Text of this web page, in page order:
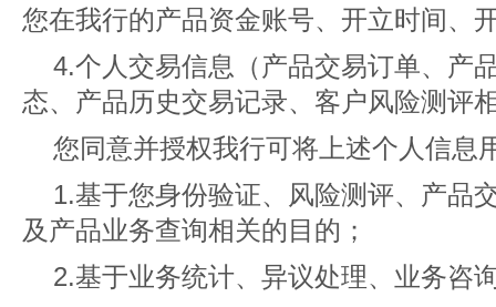
您在我行的产品资金账号、开立时间、
4.个人交易信息（产品交易订单、产
态、产品历史交易记录、客户风险测评
您同意并授权我行可将上述个人信息
1.基于您身份验证、风险测评、产品
及产品业务查询相关的目的；
2.基于业务统计、异议处理、业务咨